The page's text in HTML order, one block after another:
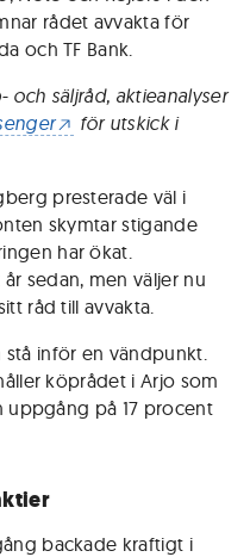
rådet avvakta för
och TF Bank.
och säljråd, aktieanalyser
för utskick i
presterade väl i
skymtar stigande
har ökat.
sedan, men väljer nu
råd till avvakta.
inför en vändpunkt.
köprådet i Arjo som
uppgång på 17 procent
backade kraftigt i